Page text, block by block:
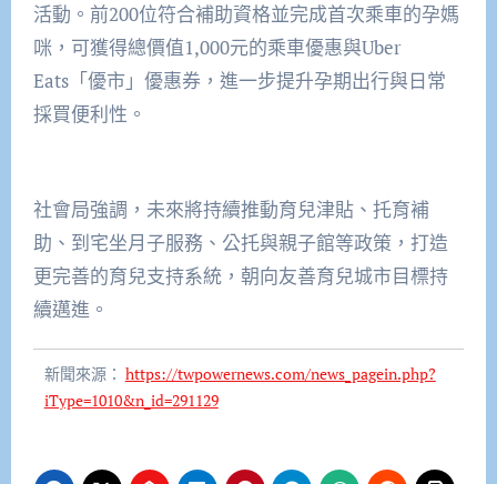
活動。前200位符合補助資格並完成首次乘車的孕媽
咪，可獲得總價值1,000元的乘車優惠與Uber
Eats「優市」優惠券，進一步提升孕期出行與日常
採買便利性。
社會局強調，未來將持續推動育兒津貼、托育補
助、到宅坐月子服務、公托與親子館等政策，打造
更完善的育兒支持系統，朝向友善育兒城市目標持
續邁進。
新聞來源： https://twpowernews.com/news_pagein.php?
iType=1010&n_id=291129